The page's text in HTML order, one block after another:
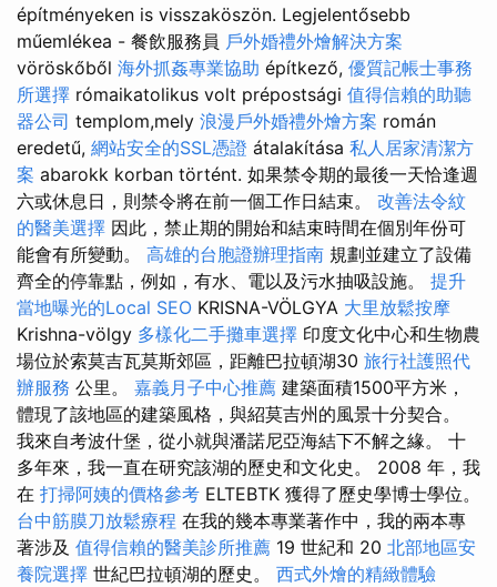
építményeken is visszaköszön. Legjelentősebb
műemlékea - 餐飲服務員 戶外婚禮外燴解決方案
vöröskőből 海外抓姦專業協助 építkező, 優質記帳士事務
所選擇 rómaikatolikus volt prépostsági 值得信賴的助聽
器公司 templom,mely 浪漫戶外婚禮外燴方案 román
eredetű, 網站安全的SSL憑證 átalakítása 私人居家清潔方
案 abarokk korban történt. 如果禁令期的最後一天恰逢週
六或休息日，則禁令將在前一個工作日結束。 改善法令紋
的醫美選擇 因此，禁止期的開始和結束時間在個別年份可
能會有所變動。 高雄的台胞證辦理指南 規劃並建立了設備
齊全的停靠點，例如，有水、電以及污水抽吸設施。 提升
當地曝光的Local SEO KRISNA-VÖLGYA 大里放鬆按摩
Krishna-völgy 多樣化二手攤車選擇 印度文化中心和生物農
場位於索莫吉瓦莫斯郊區，距離巴拉頓湖30 旅行社護照代
辦服務 公里。 嘉義月子中心推薦 建築面積1500平方米，
體現了該地區的建築風格，與紹莫吉州的風景十分契合。
我來自考波什堡，從小就與潘諾尼亞海結下不解之緣。 十
多年來，我一直在研究該湖的歷史和文化史。 2008 年，我
在 打掃阿姨的價格參考 ELTEBTK 獲得了歷史學博士學位。
台中筋膜刀放鬆療程 在我的幾本專業著作中，我的兩本專
著涉及 值得信賴的醫美診所推薦 19 世紀和 20 北部地區安
養院選擇 世紀巴拉頓湖的歷史。 西式外燴的精緻體驗